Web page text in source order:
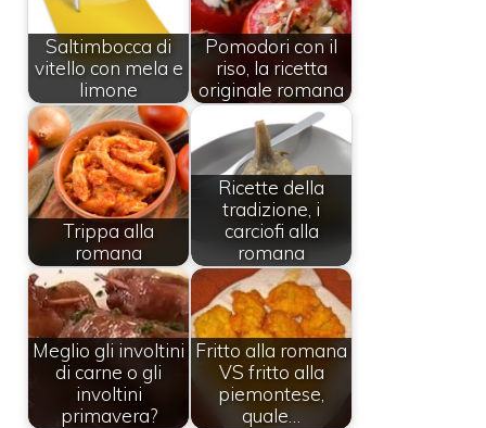
Saltimbocca di
vitello con mela e
limone
Pomodori con il
riso, la ricetta
originale romana
Trippa alla
romana
Ricette della
tradizione, i
carciofi alla
romana
Meglio gli involtini
di carne o gli
involtini
primavera?
Fritto alla romana
VS fritto alla
piemontese,
quale…